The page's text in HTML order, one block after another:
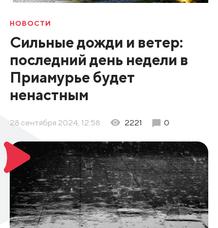
НОВОСТИ
Сильные дожди и ветер:
последний день недели в
Приамурье будет
ненастным
28 сентября 2024, 12:58 2221 0